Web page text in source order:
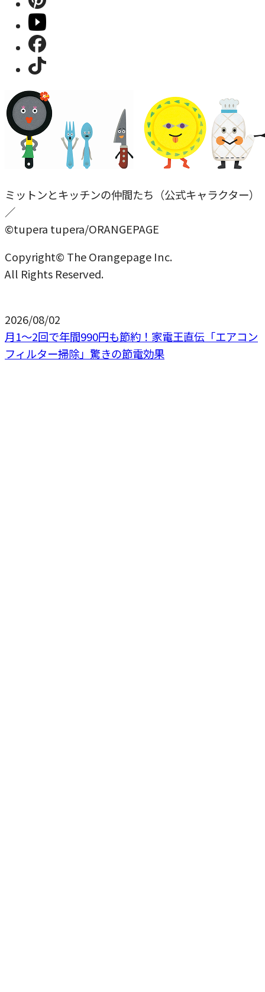
ミットンとキッチンの仲間たち（公式キャラクター）
／
©tupera tupera/ORANGEPAGE
Copyright© The Orangepage Inc.
All Rights Reserved.
2026/08/02
月1〜2回で年間990円も節約！家電王直伝「エアコン
フィルター掃除」驚きの節電効果